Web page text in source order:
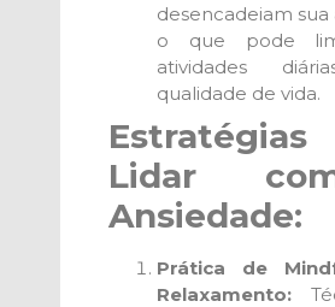
desencadeiam sua
o que pode
atividades
qualidade de vida.
Lidar
Ansiedade:
Prática de
Relaxamento: